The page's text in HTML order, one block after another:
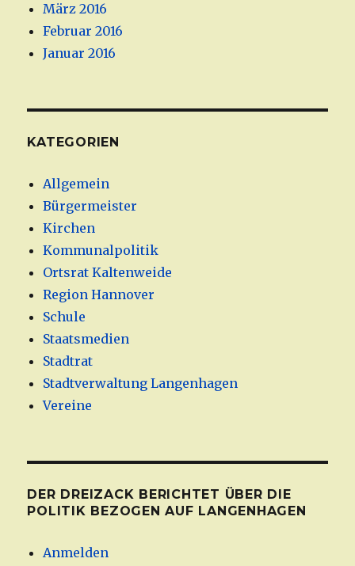
März 2016
Februar 2016
Januar 2016
KATEGORIEN
Allgemein
Bürgermeister
Kirchen
Kommunalpolitik
Ortsrat Kaltenweide
Region Hannover
Schule
Staatsmedien
Stadtrat
Stadtverwaltung Langenhagen
Vereine
DER DREIZACK BERICHTET ÜBER DIE
POLITIK BEZOGEN AUF LANGENHAGEN
Anmelden